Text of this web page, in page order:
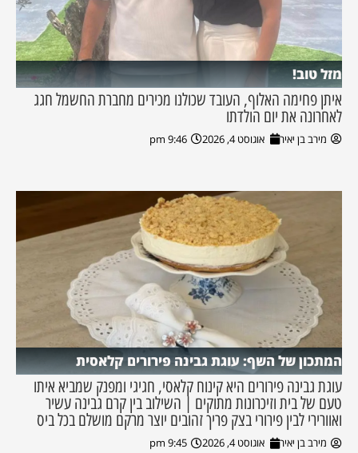
מזל טוב!
איתן פחימה האלוף, העובד שכולנו מכירים מחברת החשמל חגג
לאחרונה את יום הולדתו
מירב בן יאיר אוגוסט 4, 2026 9:46 pm
המתכון של השף: עוגת גבינה פירורים קלאסית
עוגת גבינה פירורים היא קינוח קלאסי, חגיגי ומפנק שמביא איתו
טעם של בית וזיכרונות מתוקים | השילוב בין קרם גבינה עשיר
ואוורירי לבין פירורי בצק פריך זהובים יוצר מרקם מושלם בכל ביס
מירב בן יאיר אוגוסט 4, 2026 9:45 pm